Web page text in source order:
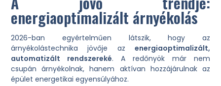
energiaoptimalizált árnyékolás
2026-ban egyértelműen látszik, hogy az
árnyékolástechnika jövője az energiaoptimalizált,
automatizált rendszereké. A redőnyök már nem
csupán árnyékolnak, hanem aktívan hozzájárulnak az
épület energetikai egyensúlyához.